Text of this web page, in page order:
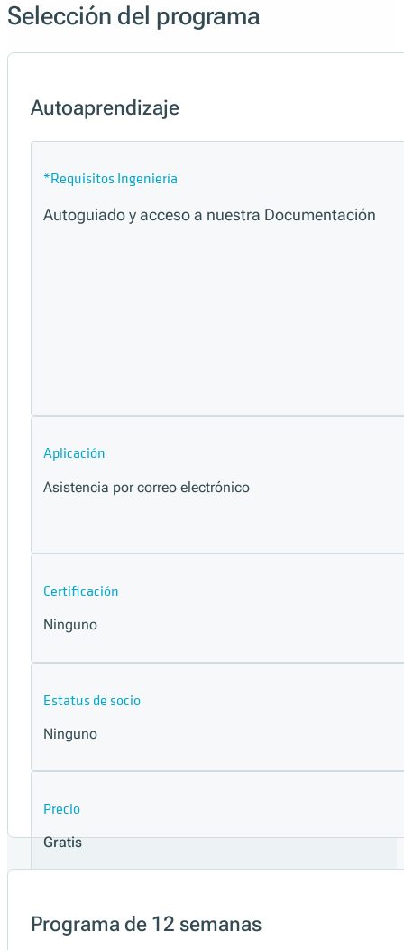
Selección del programa
Autoaprendizaje
*Requisitos Ingeniería
Autoguiado y acceso a nuestra Documentación
Aplicación
Asistencia por correo electrónico
Certificación
Ninguno
Estatus de socio
Ninguno
Precio
Gratis
Programa de 12 semanas